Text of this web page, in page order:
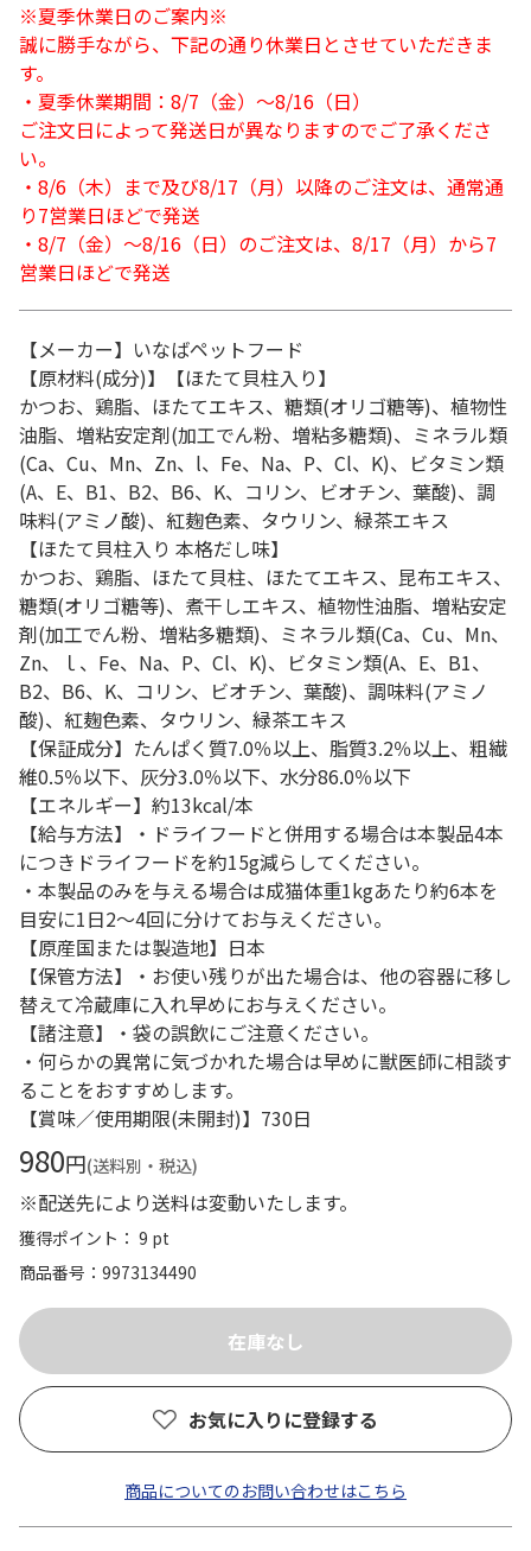
※夏季休業日のご案内※
誠に勝手ながら、下記の通り休業日とさせていただきま
す。
・夏季休業期間：8/7（金）～8/16（日）
ご注文日によって発送日が異なりますのでご了承くださ
い。
・8/6（木）まで及び8/17（月）以降のご注文は、通常通
り7営業日ほどで発送
・8/7（金）～8/16（日）のご注文は、8/17（月）から7
営業日ほどで発送
【メーカー】いなばペットフード
【原材料(成分)】【ほたて貝柱入り】
かつお、鶏脂、ほたてエキス、糖類(オリゴ糖等)、植物性
油脂、増粘安定剤(加工でん粉、増粘多糖類)、ミネラル類
(Ca、Cu、Mn、Zn、l、Fe、Na、P、Cl、K)、ビタミン類
(A、E、B1、B2、B6、K、コリン、ビオチン、葉酸)、調
味料(アミノ酸)、紅麹色素、タウリン、緑茶エキス
【ほたて貝柱入り 本格だし味】
かつお、鶏脂、ほたて貝柱、ほたてエキス、昆布エキス、
糖類(オリゴ糖等)、煮干しエキス、植物性油脂、増粘安定
剤(加工でん粉、増粘多糖類)、ミネラル類(Ca、Cu、Mn、
Zn、ｌ、Fe、Na、P、Cl、K)、ビタミン類(A、E、B1、
B2、B6、K、コリン、ビオチン、葉酸)、調味料(アミノ
酸)、紅麹色素、タウリン、緑茶エキス
【保証成分】たんぱく質7.0％以上、脂質3.2％以上、粗繊
維0.5％以下、灰分3.0％以下、水分86.0％以下
【エネルギー】約13kcal/本
【給与方法】・ドライフードと併用する場合は本製品4本
につきドライフードを約15g減らしてください。
・本製品のみを与える場合は成猫体重1kgあたり約6本を
目安に1日2～4回に分けてお与えください。
【原産国または製造地】日本
【保管方法】・お使い残りが出た場合は、他の容器に移し
替えて冷蔵庫に入れ早めにお与えください。
【諸注意】・袋の誤飲にご注意ください。
・何らかの異常に気づかれた場合は早めに獣医師に相談す
ることをおすすめします。
【賞味／使用期限(未開封)】730日
980円(送料別・税込)
※配送先により送料は変動いたします。
獲得ポイント： 9 pt
商品番号
9973134490
お気に入りに登録する
商品についてのお問い合わせはこちら